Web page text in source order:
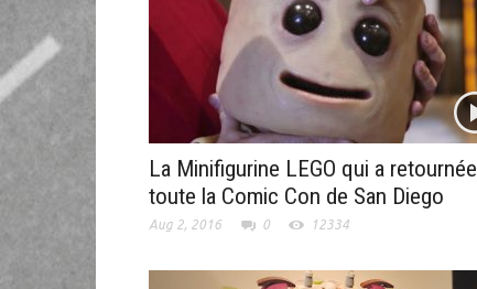
La Minifigurine LEGO qui a retournée
toute la Comic Con de San Diego
Aug 2, 2016 0 12334